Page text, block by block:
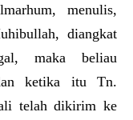
menulis,
diangkat
maka beliau
ketika itu Tn.
telah dikirim ke